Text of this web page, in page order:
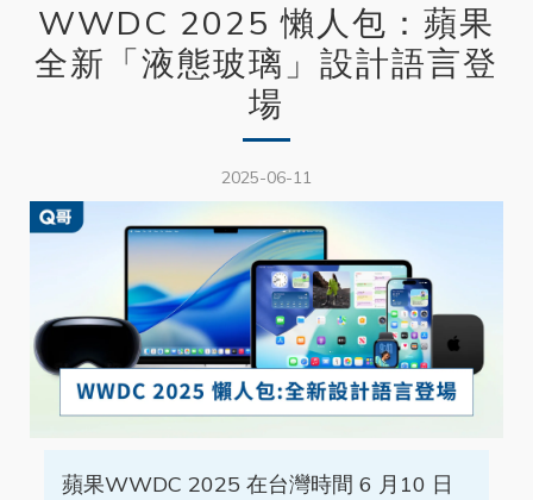
WWDC 2025 懶人包：蘋果
全新「液態玻璃」設計語言登
場
2025-06-11
蘋果WWDC 2025 在台灣時間 6 月10 日